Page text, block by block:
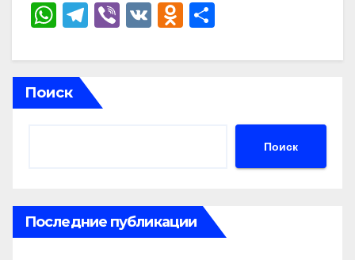
W
at
s
A
T
e
gr
a
Vi
er
V
O
n
ki
р
ть
Поиск
Поиск
Последние публикации